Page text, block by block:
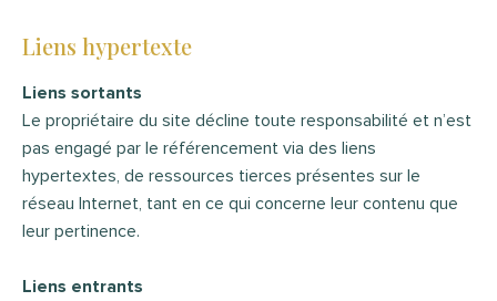
Liens hypertexte
Liens sortants
Le propriétaire du site décline toute responsabilité et n’est
pas engagé par le référencement via des liens
hypertextes, de ressources tierces présentes sur le
réseau Internet, tant en ce qui concerne leur contenu que
leur pertinence.
Liens entrants